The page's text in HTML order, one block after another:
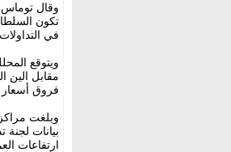
وقال توماس
تكون
في
ويتوقع
مقابل الين
فروق أسعار
وبلغت
بيانات
ارتفاعات